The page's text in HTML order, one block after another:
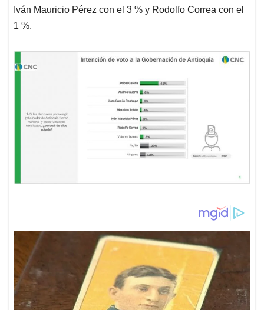
Iván Mauricio Pérez con el 3 % y Rodolfo Correa con el
1 %.